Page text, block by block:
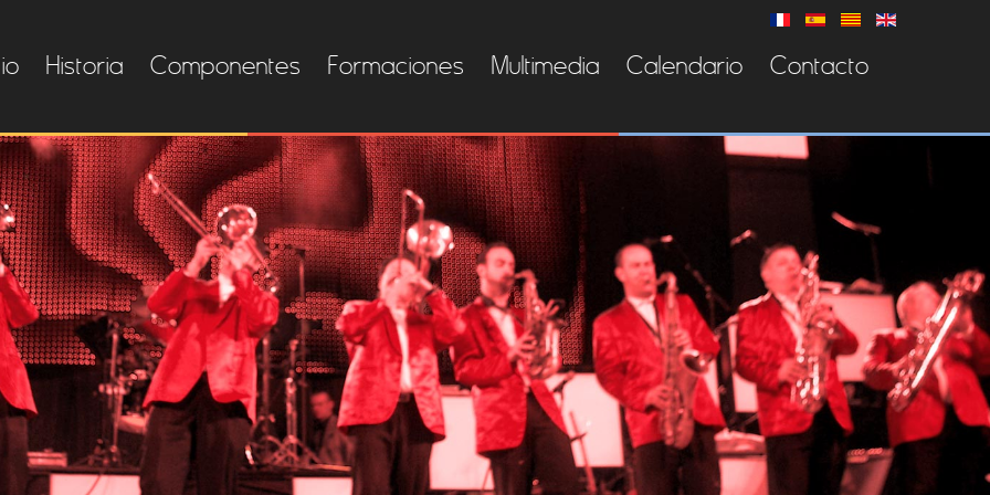
Historia Componentes Formaciones Multimedia Calendario Contacto